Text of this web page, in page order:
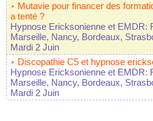
Mutavie pour financer des
a tenté ?
Hypnose Ericksonienne et EMDR:
Marseille, Nancy, Bordeaux,
Mardi 2 Juin
Discopathie C5 et hypnose
Hypnose Ericksonienne et EMDR:
Marseille, Nancy, Bordeaux,
Mardi 2 Juin